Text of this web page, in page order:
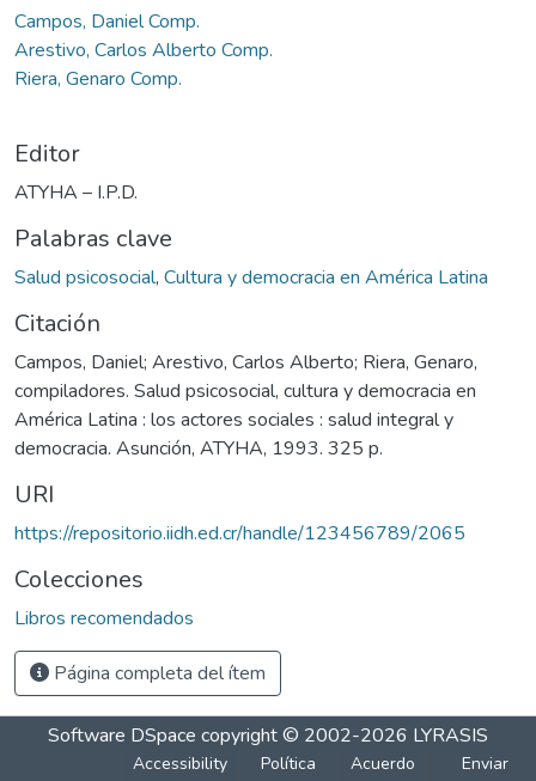
Campos, Daniel Comp.
Arestivo, Carlos Alberto Comp.
Riera, Genaro Comp.
Editor
ATYHA – I.P.D.
Palabras clave
Salud psicosocial, Cultura y democracia en América Latina
Citación
Campos, Daniel; Arestivo, Carlos Alberto; Riera, Genaro,
compiladores. Salud psicosocial, cultura y democracia en
América Latina : los actores sociales : salud integral y
democracia. Asunción, ATYHA, 1993. 325 p.
URI
https://repositorio.iidh.ed.cr/handle/123456789/2065
Colecciones
Libros recomendados
Página completa del ítem
Software DSpace copyright © 2002-2026 LYRASIS
Accessibility
Política
Acuerdo
Enviar